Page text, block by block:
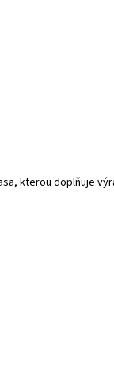
kterou doplňuje